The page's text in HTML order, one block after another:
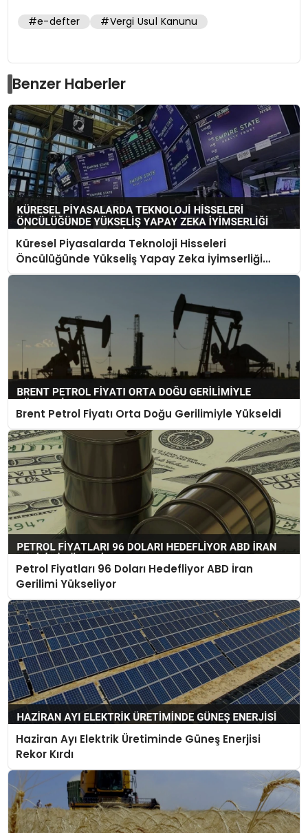
#e-defter #Vergi Usul Kanunu
Benzer Haberler
Küresel Piyasalarda Teknoloji Hisseleri
Öncülüğünde Yükseliş Yapay Zeka İyimserliği
Piyasaları Destekliyor
Brent Petrol Fiyatı Orta Doğu Gerilimiyle Yükseldi
Petrol Fiyatları 96 Doları Hedefliyor ABD İran
Gerilimi Yükseliyor
Haziran Ayı Elektrik Üretiminde Güneş Enerjisi
Rekor Kırdı